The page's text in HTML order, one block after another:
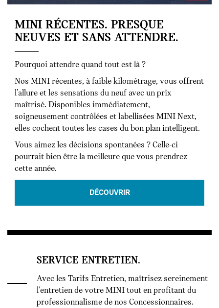
MINI RÉCENTES. PRESQUE
NEUVES ET SANS ATTENDRE.
Pourquoi attendre quand tout est là ?
Nos MINI récentes, à faible kilométrage, vous offrent
l’allure et les sensations du neuf avec un prix
maîtrisé. Disponibles immédiatement,
soigneusement contrôlées et labellisées MINI Next,
elles cochent toutes les cases du bon plan intelligent.
Vous aimez les décisions spontanées ? Celle-ci
pourrait bien être la meilleure que vous prendrez
cette année.
DÉCOUVRIR
SERVICE ENTRETIEN.
Avec les Tarifs Entretien, maîtrisez sereinement
l'entretien de votre MINI tout en profitant du
professionnalisme de nos Concessionnaires.